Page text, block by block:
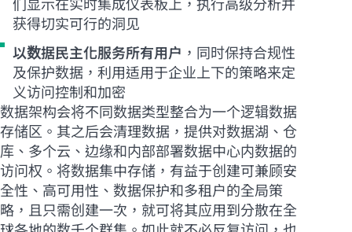
获得切实可行的洞见
以数据民主化服务所有用户 ，同时保持合规性
及保护数据，利用适用于企业上下的策略来定
义访问控制和加密
数据架构会将不同数据类型整合为一个逻辑数据
存储区。其之后会清理数据，提供对数据湖、仓
库、多个云、边缘和内部部署数据中心内数据的
访问权。将数据集中存储，有益于创建可兼顾安
全性、高可用性、数据保护和多租户的全局策
略，且只需创建一次，就可将其应用到分散在全